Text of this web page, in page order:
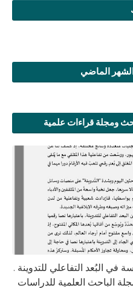
الماضي
ومجلة قراءات علمية
في البُعد التفاعلي للتدوينة .
- العدد 94 من مجلة الباحث العلمية للدراسات